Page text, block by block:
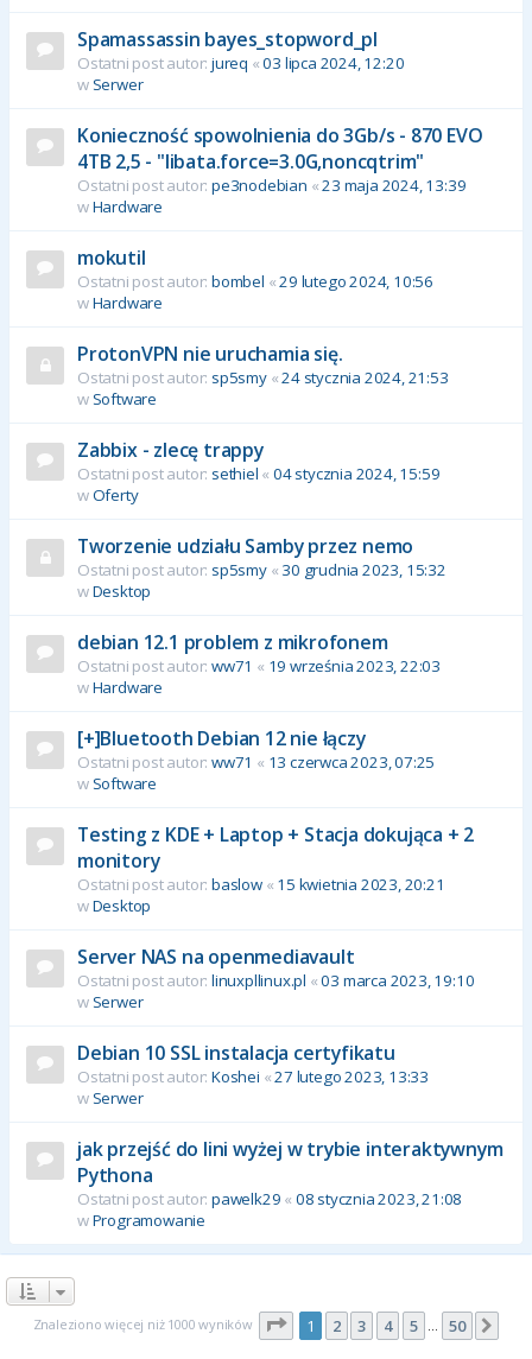
Spamassassin bayes_stopword_pl
Ostatni post autor: jureq «03 lipca 2024, 12:20
w Serwer
Konieczność spowolnienia do 3Gb/s - 870 EVO
4TB 2,5 - "libata.force=3.0G,noncqtrim"
Ostatni post autor: pe3nodebian «23 maja 2024, 13:39
wHardware
mokutil
Ostatni post autor: bombel «29 lutego 2024, 10:56
wHardware
ProtonVPN nie uruchamia się.
Ostatni post autor: sp5smy«24 stycznia 2024, 21:53
w Software
Zabbix - zlecę trappy
Ostatni post autor: sethiel «04 stycznia 2024, 15:59
wOferty
Tworzenie udziału Samby przez nemo
Ostatni post autor: sp5smy« 30 grudnia 2023, 15:32
wDesktop
debian 12.1 problem z mikrofonem
Ostatni post autor: ww71 « 19 września 2023, 22:03
wHardware
[+]Bluetooth Debian 12 nie łączy
Ostatni post autor: ww71 « 13 czerwca 2023, 07:25
w Software
Testing z KDE + Laptop + Stacja dokująca + 2
monitory
Ostatni post autor: baslow« 15 kwietnia 2023, 20:21
wDesktop
Server NAS na openmediavault
Ostatni post autor: linuxpllinux.pl «03 marca 2023, 19:10
w Serwer
Debian 10 SSL instalacja certyfikatu
Ostatni post autor: Koshei «27 lutego 2023, 13:33
w Serwer
jak przejść do lini wyżej w trybie interaktywnym
Pythona
Ostatni post autor: pawelk29 « 08 stycznia 2023, 21:08
wProgramowanie
Znaleziono więcej niż 1000 wyników Strona z50
1 2 3 4 5 … 50